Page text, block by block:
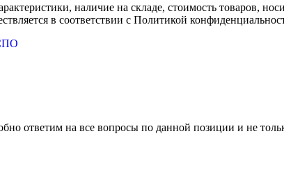
наличие на складе, стоимость товаров,
в соответствии с Политикой
ответим на все вопросы по данной позиции и не